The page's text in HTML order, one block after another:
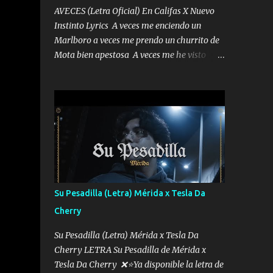
AVECES (Letra Oficial) En Califas X Nuevo
Instinto Lyrics A veces me enciendo un
Marlboro a veces me prendo un churrito de
Mota bien apestosa A veces me he visto
me mandó yo tengo el control a todos yo les
paro el dedo soy hocicon un malcriado un
malandrón Que Les importa no saben nada
falsas las risas las que me miran hay gente
corriente no quieren verte subir de level
trucha mis plebes Música A veces me pongo
un sombrero a veces me ven la cachucha de
lado con la mirada siempre en alto A veces
me fajó una super o a veces me fajó una
Glock siempre armado todas las
generaciones yo traigo El chiste es que hago
Su Pesadilla (Letra) Mérida x Tesla Da
Cherry
Su Pesadilla (Letra) Mérida x Tesla Da
Cherry LETRA Su Pesadilla de Mérida x
Tesla Da Cherry ❌⭐Ya disponible la letra de